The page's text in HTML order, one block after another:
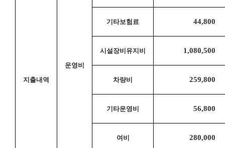
지출내역
운영비
기타보험료 44,800
시설장비유지비 1,080,500
차량비 259,800
기타운영비 56,800
여비 280,000